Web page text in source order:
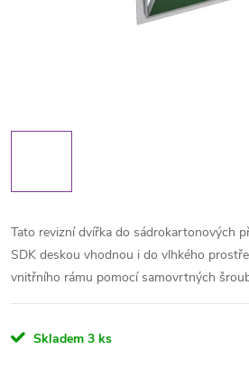
Tato revizní dvířka do sádrokartonových
SDK deskou vhodnou i do vlhkého
vnitřního rámu pomocí samovrtných
Skladem 3 ks